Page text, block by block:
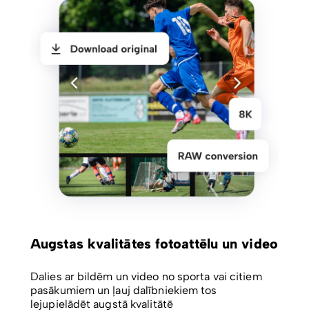
Augstas kvalitātes fotoattēlu un video
Dalies ar bildēm un video no sporta vai citiem
pasākumiem un ļauj dalībniekiem tos
lejupielādēt augstā kvalitātē